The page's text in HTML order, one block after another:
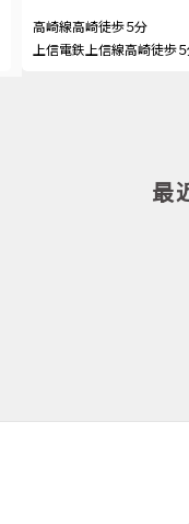
高崎線高崎徒歩５分
上信電鉄上信線高崎徒歩
最